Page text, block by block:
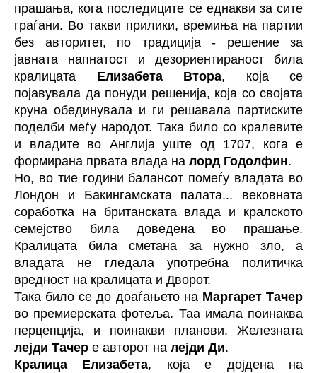
прашања, кога последиците се еднакви за сите
граѓани. Во такви прилики, времиња на партии
без авторитет, по традиција - решение за
јавната напнатост и дезориентираност била
кралицата Елизабета Втора, која се
појавувала да понуди решенија, која со својата
круна обединувала и ги решавала партиските
поделби меѓу народот. Така било со кралевите
и владите во Англија уште од 1707, кога е
формирана првата влада на лорд Годолфин.
Но, во тие години балансот помеѓу владата во
Лондон и Бакингамската палата... вековната
соработка на британската влада и кралското
семејство била доведена во прашање.
Кралицата била сметана за нужно зло, а
владата не гледала употребна политичка
вредност на кралицата и Дворот.
Така било се до доаѓањето на Маргарет Тачер
во премиерската фотеља. Таа имала поинаква
перцепција, и поинакви планови. Железната
лејди Тачер е авторот на лејди Ди.
Кралица Елизабета, која е дојдена на